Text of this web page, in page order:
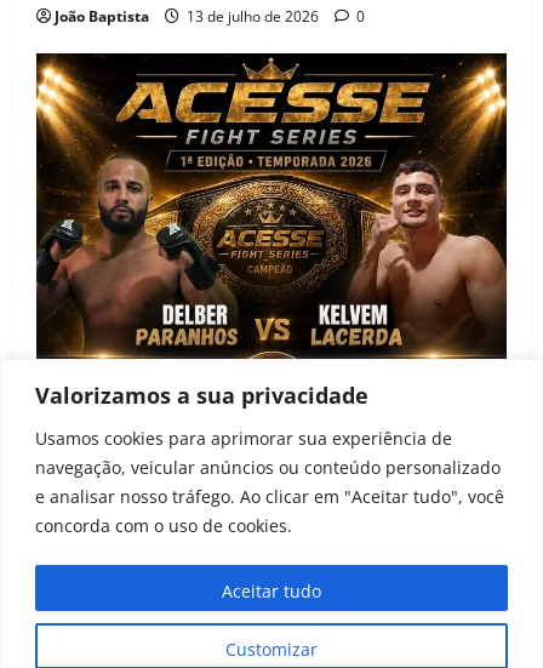
Valorizamos a sua privacidade
Usamos cookies para aprimorar sua experiência de
navegação, veicular anúncios ou conteúdo personalizado
e analisar nosso tráfego. Ao clicar em "Aceitar tudo", você
concorda com o uso de cookies.
Customizar
Aceitar tudo
João Baptista 13 de julho de 2026 0
Acesse Fight Series anuncia primeira edição e
projeto de desenvolvimento para atletas amadores
Todos os direitos reservados ao Peleia MMA 2021-
2024|MoreNewsby AF themes.